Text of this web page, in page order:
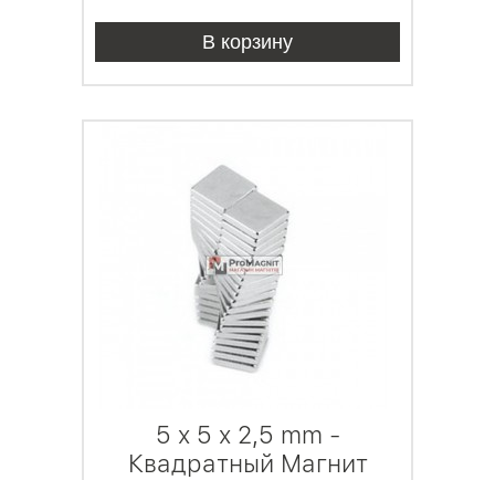
В корзину
5 x 5 x 2,5 mm -
Квадратный Магнит